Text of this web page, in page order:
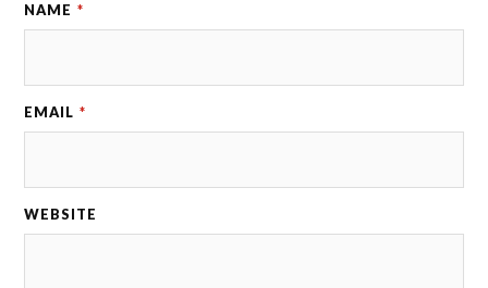
NAME *
EMAIL *
WEBSITE